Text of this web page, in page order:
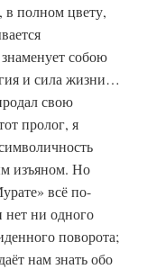
полном цвету,
собою
и сила жизни…
свою
пролог, я
изъяном. Но
всё по-
нет ни одного
поворота;
нам знать обо